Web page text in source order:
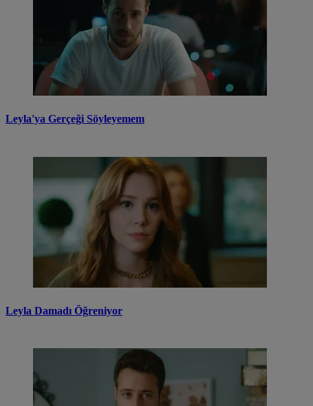
Leyla'ya Gerçeği Söyleyemem
Leyla Damadı Öğreniyor